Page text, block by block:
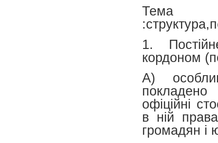
Тема
1.
кордоном
А)
офіційні
в ній
громадян і